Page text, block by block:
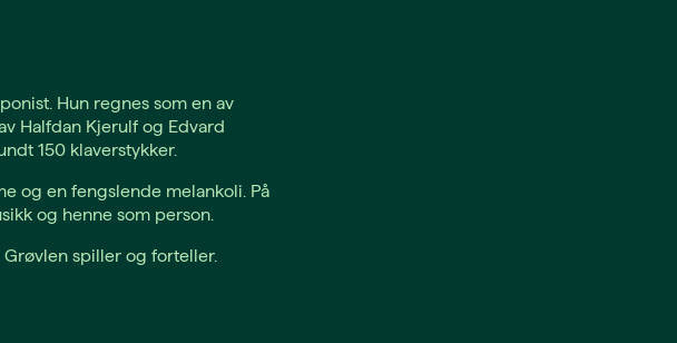
Hun regnes som en av
Halfdan Kjerulf og Edvard
150 klaverstykker.
og en fengslende melankoli. På
og henne som person.
spiller og forteller.